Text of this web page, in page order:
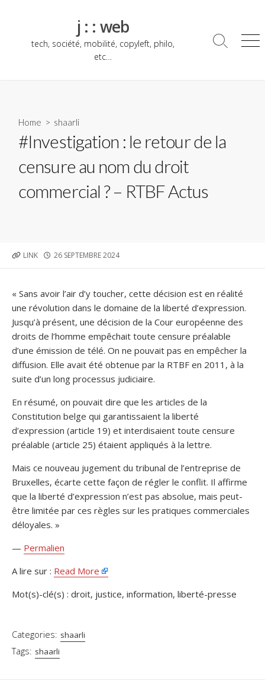
j : : web
tech, société, mobilité, copyleft, philo,
etc…
Search
Home > shaarli
#Investigation : le retour de la
censure au nom du droit
commercial ? – RTBF Actus
LINK
PUBLISHED
26 SEPTEMBRE 2024
« Sans avoir l’air d’y toucher, cette décision est en réalité
une révolution dans le domaine de la liberté d’expression.
Jusqu’à présent, une décision de la Cour européenne des
droits de l’homme empêchait toute censure préalable
d’une émission de télé. On ne pouvait pas en empêcher la
diffusion. Elle avait été obtenue par la RTBF en 2011, à la
suite d’un long processus judiciaire.
En résumé, on pouvait dire que les articles de la
Constitution belge qui garantissaient la liberté
d’expression (article 19) et interdisaient toute censure
préalable (article 25) étaient appliqués à la lettre.
Mais ce nouveau jugement du tribunal de l’entreprise de
Bruxelles, écarte cette façon de régler le conflit. Il affirme
que la liberté d’expression n’est pas absolue, mais peut-
être limitée par ces règles sur les pratiques commerciales
déloyales. »
— Permalien
A lire sur : Read More
Mot(s)-clé(s) : droit, justice, information, liberté-presse
Categories: shaarli
Tags: shaarli